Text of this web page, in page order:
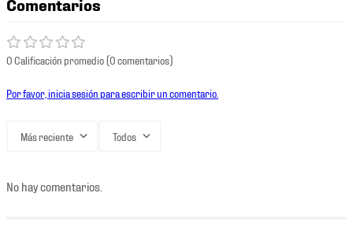
Comentarios
0 Calificación promedio(0 comentarios)
Por favor, inicia sesión para escribir un comentario.
Más reciente Todos
No hay comentarios.